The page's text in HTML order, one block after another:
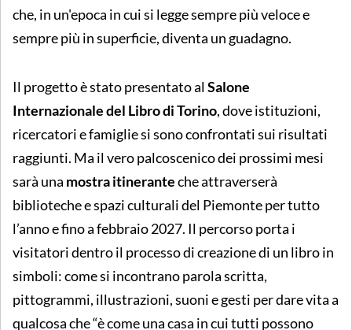
che, in un'epoca in cui si legge sempre più veloce e
sempre più in superficie, diventa un guadagno.
Il progetto è stato presentato alSalone
Internazionale del Libro di Torino, dove istituzioni,
ricercatori e famiglie si sono confrontati sui risultati
raggiunti. Ma il vero palcoscenico dei prossimi mesi
sarà una mostra itineranteche attraverserà
biblioteche e spazi culturali del Piemonte per tutto
l’anno e fino a febbraio 2027. Il percorso porta i
visitatori dentro il processo di creazione di un libro in
simboli: come si incontrano parola scritta,
pittogrammi, illustrazioni, suoni e gesti per dare vita a
qualcosa che “è come una casa in cui tutti possono